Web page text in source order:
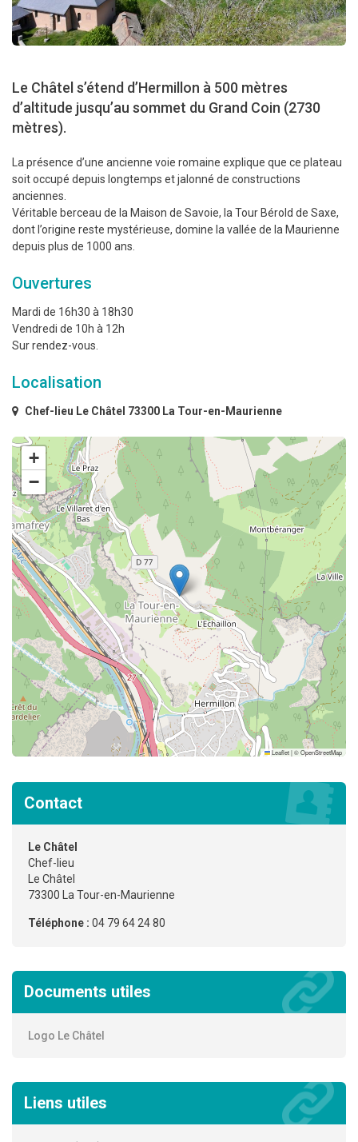
Le Châtel s’étend d’Hermillon à 500 mètres
d’altitude jusqu’au sommet du Grand Coin (2730
mètres).
La présence d’une ancienne voie romaine explique que ce plateau
soit occupé depuis longtemps et jalonné de constructions
anciennes.
Véritable berceau de la Maison de Savoie, la Tour Bérold de Saxe,
dont l’origine reste mystérieuse, domine la vallée de la Maurienne
depuis plus de 1000 ans.
Ouvertures
Mardi de 16h30 à 18h30
Vendredi de 10h à 12h
Sur rendez-vous.
Localisation
Chef-lieu Le Châtel 73300 La Tour-en-Maurienne
+
−
Leaflet|©OpenStreetMap
Contact
Le Châtel
Chef-lieu
Le Châtel
73300 La Tour-en-Maurienne
Téléphone : 04 79 64 24 80
Documents utiles
Logo Le Châtel
Liens utiles